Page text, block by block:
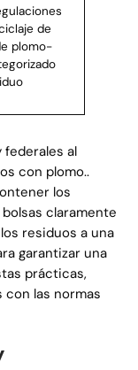
de
plomo-
federales al
con plomo..
los
claramente
residuos a una
garantizar una
prácticas,
las normas